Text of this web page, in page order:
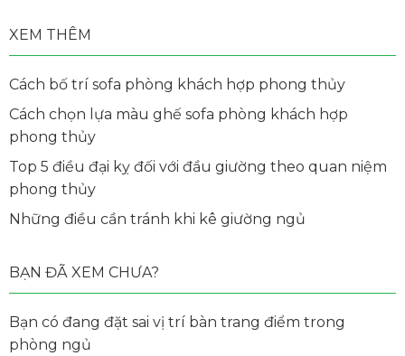
XEM THÊM
Cách bố trí sofa phòng khách hợp phong thủy
Cách chọn lựa màu ghế sofa phòng khách hợp
phong thủy
Top 5 điều đại kỵ đối với đầu giường theo quan niệm
phong thủy
Những điều cần tránh khi kê giường ngủ
BẠN ĐÃ XEM CHƯA?
Bạn có đang đặt sai vị trí bàn trang điểm trong
phòng ngủ